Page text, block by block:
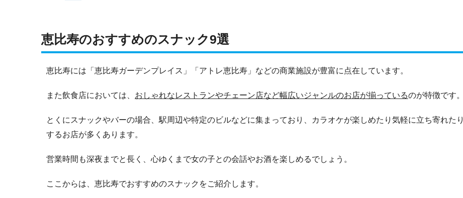
恵比寿のおすすめのスナック9選
恵比寿には「恵比寿ガーデンプレイス」「アトレ恵比寿」などの商業施設が豊富に点在しています。
また飲食店においては、 おしゃれなレストランやチェーン店など幅広いジャンルのお店が揃っているのが特徴です。
とくにスナックやバーの場合、駅周辺や特定のビルなどに集まっており、カラオケが楽しめたり気軽に立ち寄れたり
するお店が多くあります。
営業時間も深夜までと長く、心ゆくまで女の子との会話やお酒を楽しめるでしょう。
ここからは、恵比寿でおすすめのスナックをご紹介します。